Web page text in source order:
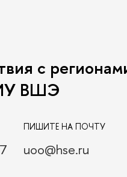
с
ВШЭ
ПИШИТЕ НА ПОЧТУ
uoo@hse.ru